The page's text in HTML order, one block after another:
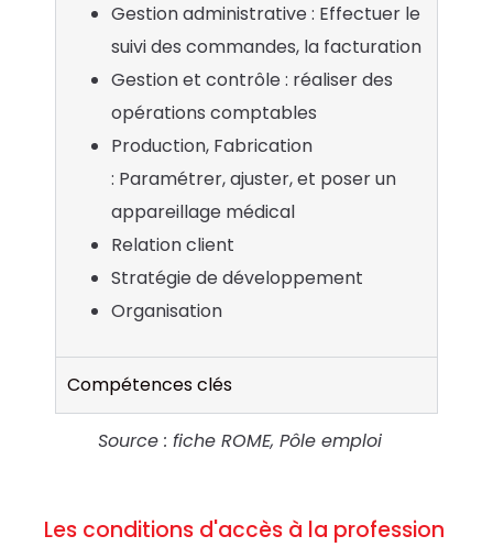
Gestion administrative : Effectuer le
suivi des commandes, la facturation
Gestion et contrôle : réaliser des
opérations comptables
Production, Fabrication
: Paramétrer, ajuster, et poser un
appareillage médical
Relation client
Stratégie de développement
Organisation
Compétences clés
Source : fiche ROME, Pôle emploi
Les conditions d'accès à la profession